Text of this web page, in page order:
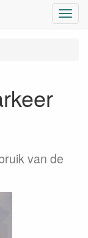
Menu
van de